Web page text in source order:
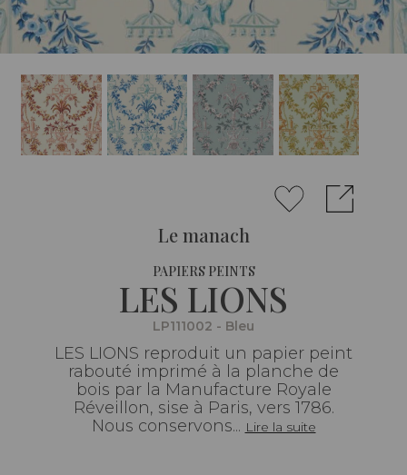
Le manach
PAPIERS PEINTS
LES LIONS
LP111002 - Bleu
LES LIONS reproduit un papier peint
rabouté imprimé à la planche de
bois par la Manufacture Royale
Réveillon, sise à Paris, vers 1786.
Nous conservons... Lire la suite